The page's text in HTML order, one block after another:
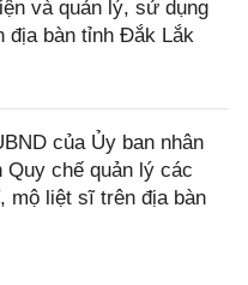
và quản lý, sử dụng
địa bàn tỉnh Đắk Lắk
của Ủy ban nhân
Quy chế quản lý các
mộ liệt sĩ trên địa bàn